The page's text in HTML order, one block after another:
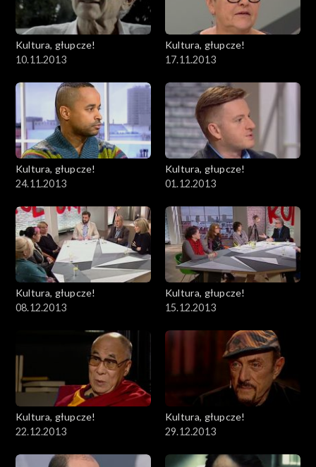
Kultura, głupcze!
10.11.2013
Kultura, głupcze!
17.11.2013
Kultura, głupcze!
24.11.2013
Kultura, głupcze!
01.12.2013
Kultura, głupcze!
08.12.2013
Kultura, głupcze!
15.12.2013
Kultura, głupcze!
22.12.2013
Kultura, głupcze!
29.12.2013